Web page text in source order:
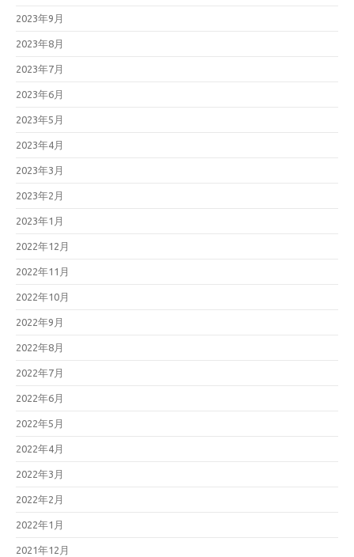
2023年9月
2023年8月
2023年7月
2023年6月
2023年5月
2023年4月
2023年3月
2023年2月
2023年1月
2022年12月
2022年11月
2022年10月
2022年9月
2022年8月
2022年7月
2022年6月
2022年5月
2022年4月
2022年3月
2022年2月
2022年1月
2021年12月